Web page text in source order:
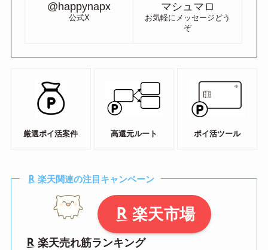
@happynapx
公式X
マシュマロ
お気軽にメッセージどう
ぞ
厳選ポイ活案件 高還元ルート ポイ活ツール
楽天関連の注目キャンペーン
楽天市場
楽天売れ筋ランキング